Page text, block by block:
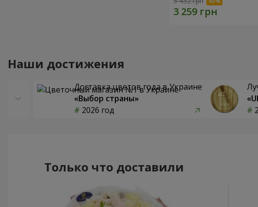
Наши достижения
Доставка цветов года в Украине
«Выбор страны»
2026 год
Только что доставили